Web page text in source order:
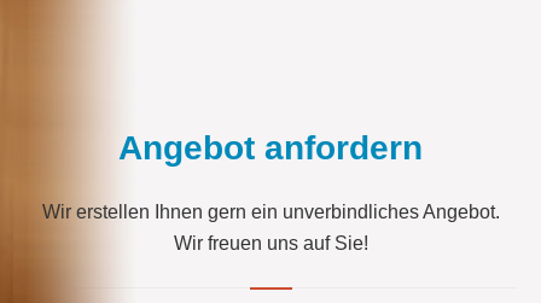
Angebot anfordern
Wir erstellen Ihnen gern ein unverbindliches Angebot.
Wir freuen uns auf Sie!